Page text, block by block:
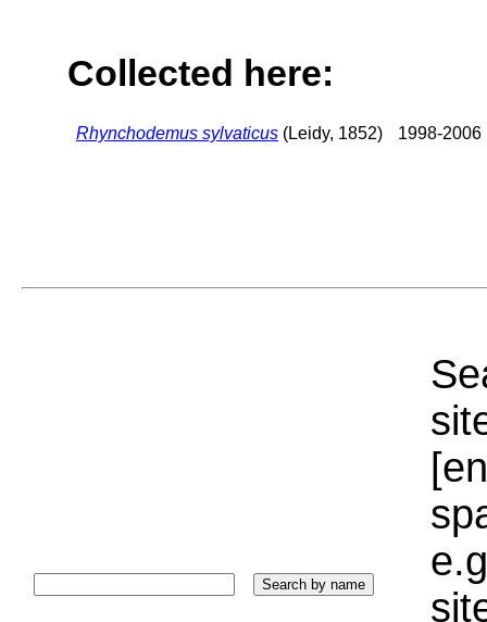
Collected here:
Rhynchodemus sylvaticus (Leidy, 1852) 1998-2006